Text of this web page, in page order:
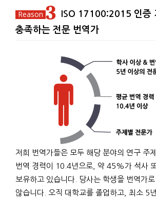
3 ISO 17100:2015 인증
충족하는 전문 번역가
저희 번역가들은 모두 해당 분야의 연구 주
번역 경력이 10.4년으로, 약 45%가 석사
보유하고 있습니다. 당사는 학생을 번역가로
않습니다. 오직 대학교를 졸업하고, 최소 5